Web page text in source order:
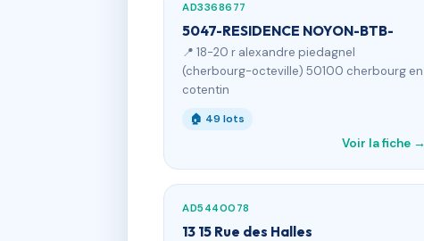
AD3368677
5047-RESIDENCE NOYON-BTB-
📍 18-20 r alexandre piedagnel
(cherbourg-octeville) 50100 cherbourg en
cotentin
🏠 49 lots
Voir la fiche →
AD5440078
13 15 Rue des Halles